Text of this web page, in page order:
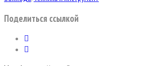
Поделиться ссылкой